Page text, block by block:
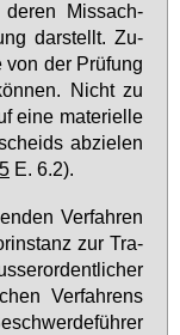
de­ren Miss­ach­
dar­stellt. Zu­
von der Prü­fung
Nicht zu
ei­ne ma­te­ri­el­le
ab­zie­len
E. 6.2).
Ver­fah­ren
zur Tra­
Ver­fah­rens